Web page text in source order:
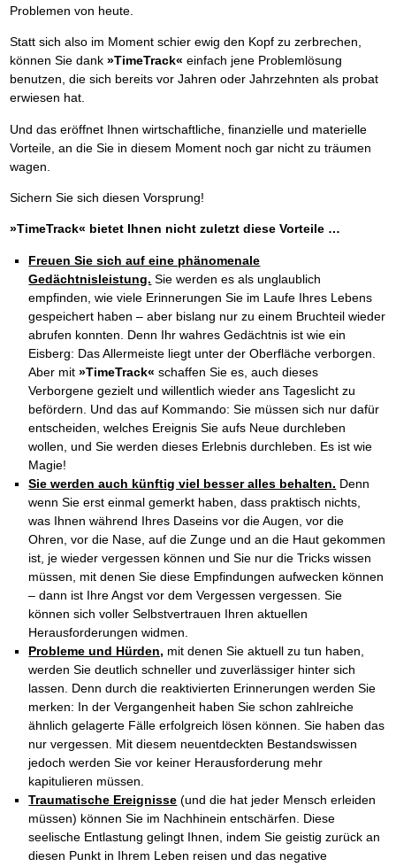
Problemen von heute.
Statt sich also im Moment schier ewig den Kopf zu zerbrechen,
können Sie dank »TimeTrack« einfach jene Problemlösung
benutzen, die sich bereits vor Jahren oder Jahrzehnten als probat
erwiesen hat.
Und das eröffnet Ihnen wirtschaftliche, finanzielle und materielle
Vorteile, an die Sie in diesem Moment noch gar nicht zu träumen
wagen.
Sichern Sie sich diesen Vorsprung!
»TimeTrack« bietet Ihnen nicht zuletzt diese Vorteile …
Freuen Sie sich auf eine phänomenale
Gedächtnisleistung. Sie werden es als unglaublich
empfinden, wie viele Erinnerungen Sie im Laufe Ihres Lebens
gespeichert haben – aber bislang nur zu einem Bruchteil wieder
abrufen konnten. Denn Ihr wahres Gedächtnis ist wie ein
Eisberg: Das Allermeiste liegt unter der Oberfläche verborgen.
Aber mit»TimeTrack«schaffen Sie es, auch dieses
Verborgene gezielt und willentlich wieder ans Tageslicht zu
befördern. Und das auf Kommando: Sie müssen sich nur dafür
entscheiden, welches Ereignis Sie aufs Neue durchleben
wollen, und Sie werden dieses Erlebnis durchleben. Es ist wie
Magie!
Sie werden auch künftig viel besser alles behalten. Denn
wenn Sie erst einmal gemerkt haben, dass praktisch nichts,
was Ihnen während Ihres Daseins vor die Augen, vor die
Ohren, vor die Nase, auf die Zunge und an die Haut gekommen
ist, je wieder vergessen können und Sie nur die Tricks wissen
müssen, mit denen Sie diese Empfindungen aufwecken können
– dann ist Ihre Angst vor dem Vergessen vergessen. Sie
können sich voller Selbstvertrauen Ihren aktuellen
Herausforderungen widmen.
Probleme und Hürden, mit denen Sie aktuell zu tun haben,
werden Sie deutlich schneller und zuverlässiger hinter sich
lassen. Denn durch die reaktivierten Erinnerungen werden Sie
merken: In der Vergangenheit haben Sie schon zahlreiche
ähnlich gelagerte Fälle erfolgreich lösen können. Sie haben das
nur vergessen. Mit diesem neuentdeckten Bestandswissen
jedoch werden Sie vor keiner Herausforderung mehr
kapitulieren müssen.
Traumatische Ereignisse (und die hat jeder Mensch erleiden
müssen) können Sie im Nachhinein entschärfen. Diese
seelische Entlastung gelingt Ihnen, indem Sie geistig zurück an
diesen Punkt in Ihrem Leben reisen und das negative